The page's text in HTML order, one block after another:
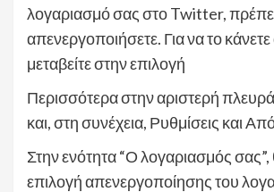
λογαριασμό σας στο Twitter,
απενεργοποιήσετε. Για να το
μεταβείτε στην επιλογή
Περισσότερα στην αριστερή
και, στη συνέχεια, Ρυθμίσεις και
Στην ενότητα “Ο λογαριασμός σας”,
επιλογή απενεργοποίησης του